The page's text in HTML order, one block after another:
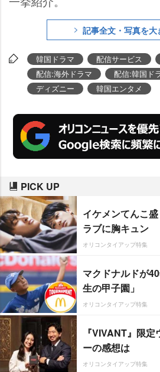
記事全文・写真を大
韓国ドラマ 配信サービス
配信:海外ドラマ
配信:韓国ド
ディズニー
韓国エンタメ
PICK UP
イケメンてんこ
ラブに胸キュン
オリコンタイアップ特集
マクドナルドが
生の甲子園」
オリコンタイアップ特集
『VIVANT』限
ーの感想は
オリコンタイアップ特集